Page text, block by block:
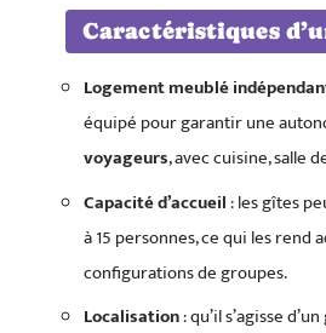
Caractéristiques
Logement meublé
équipé pour garantir une
voyageurs, avec cuisine, salle
Capacité d’accueil: les gîtes
à 15 personnes, ce qui les rend
configurations de groupes.
Localisation: qu’il s’agisse